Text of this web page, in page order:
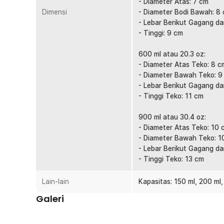
dipegang saat steaming maupun pouring susu. Kontrol
memudahkan proses membuat foam dan latte art.
Cara Anda mengontrol dan menggerakkan gelas turut
gelas milk jug ini dilengkapi gagang ergonomis
dan mengendalikan gelas saat meratakan susu yang
Material Stainless Steel 201
berkarat. Permukaannya juga mudah dibersihkan serta
menempel setelah penggunaan. Ideal digunakan untuk
Tersedia Berbagai Kapasitas
Hadir dalam pilihan ukuran 150 ml, 200 ml, 350 ml, 600
disesuaikan dengan kebutuhan membuat kopi individu
Kelengkapan Produk
Dimensi
- Diameter Bodi Bawah: 8
- Lebar Berikut Gagang
- Tinggi: 9 cm
600 ml atau 20.3 oz:
- Diameter Atas Teko: 8
- Diameter Bawah Teko: 9
- Lebar Berikut Gagang
- Tinggi Teko: 11 cm
900 ml atau 30.4 oz:
- Diameter Atas Teko: 10
- Diameter Bawah Teko:
- Lebar Berikut Gagang
- Tinggi Teko: 13 cm
Lain-lain Kapasitas: 150 ml, 200
Galeri